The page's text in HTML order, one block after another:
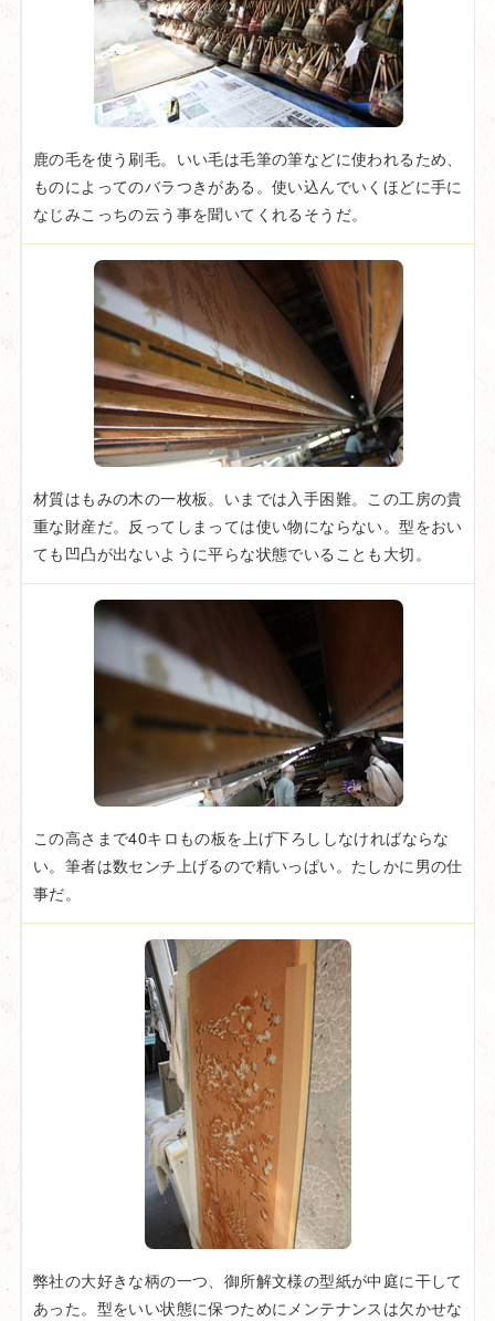
鹿の毛を使う刷毛。いい毛は毛筆の筆などに使われるため、
ものによってのバラつきがある。使い込んでいくほどに手に
なじみこっちの云う事を聞いてくれるそうだ。
材質はもみの木の一枚板。いまでは入手困難。この工房の貴
重な財産だ。反ってしまっては使い物にならない。型をおい
ても凹凸が出ないように平らな状態でいることも大切。
この高さまで40キロもの板を上げ下ろししなければならな
い。筆者は数センチ上げるので精いっぱい。たしかに男の仕
事だ。
弊社の大好きな柄の一つ、御所解文様の型紙が中庭に干して
あった。型をいい状態に保つためにメンテナンスは欠かせな